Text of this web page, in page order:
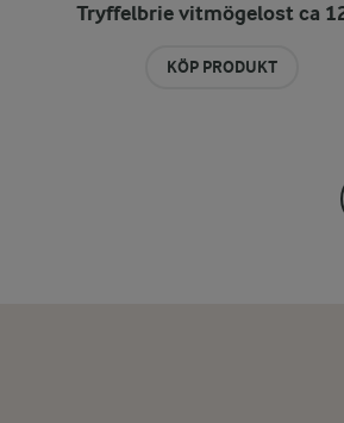
Tryffelbrie vitmögelost ca
KÖP PRODUKT